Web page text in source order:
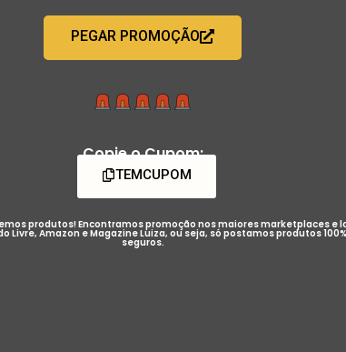
PEGAR PROMOÇÃO
Copie o Cupom:
TEMCUPOM
produtos! Encontramos promoção nos maiores marketplaces e
Livre, Amazon e Magazine Luiza, ou seja, só postamos produtos 100%
seguros.